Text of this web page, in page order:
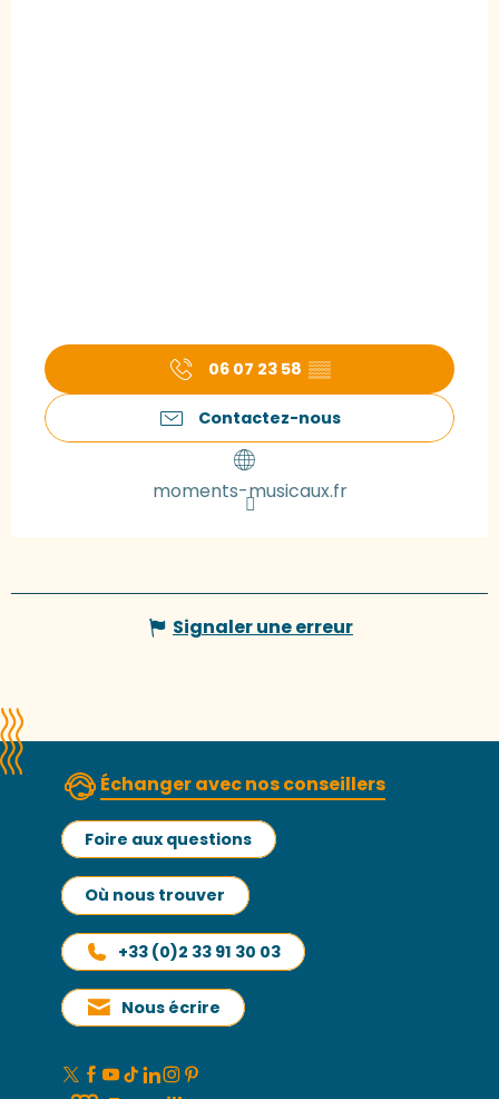
06 07 23 58 ▒▒
Contactez-nous
moments-musicaux.fr
Signaler une erreur
Échanger avec nos conseillers
Foire aux questions
Où nous trouver
+33 (0)2 33 91 30 03
Nous écrire